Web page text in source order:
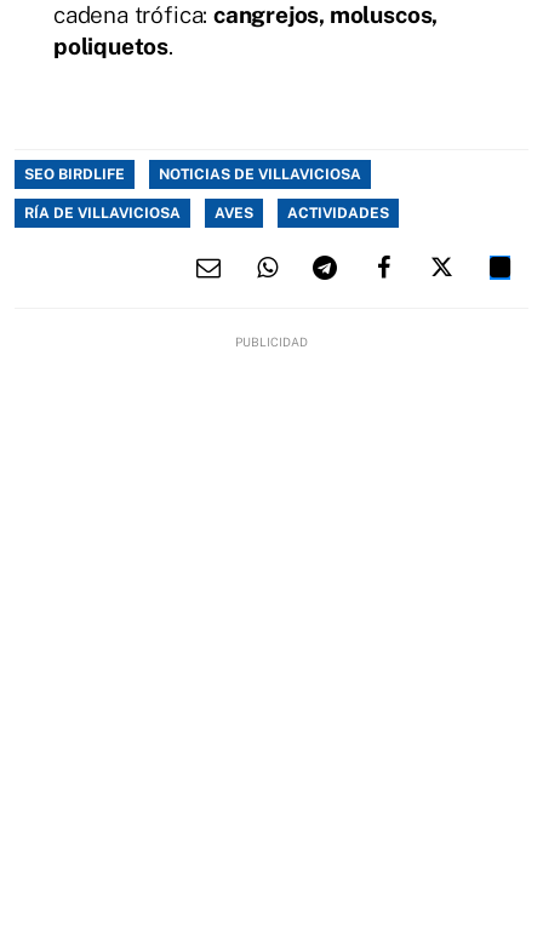
cadena trófica: cangrejos, moluscos,
poliquetos.
SEO BIRDLIFE NOTICIAS DE VILLAVICIOSA
RÍA DE VILLAVICIOSA AVES ACTIVIDADES